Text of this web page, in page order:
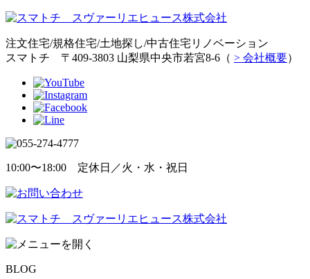
注文住宅/規格住宅/土地探し/中古住宅リノベーション
スマトチ 〒409-3803 山梨県中央市若宮8-6（ > 会社概要）
10:00〜18:00 定休日／火・水・祝日
BLOG